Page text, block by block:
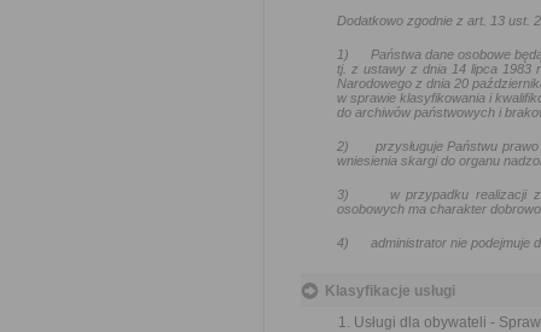
Dodatkowo zgodnie z art. 13 ust.
1) Państwa dane osobowe
tj. z ustawy z dnia 14 lipca 1983
Narodowego z dnia 20
w sprawie klasyfikowania i
do archiwów państwowych i
2) przysługuje Państwu
wniesienia skargi do organu
3) w przypadku realizacji
osobowych ma charakter
4) administrator nie podejmuje
Klasyfikacje usługi
Usługi dla obywateli -